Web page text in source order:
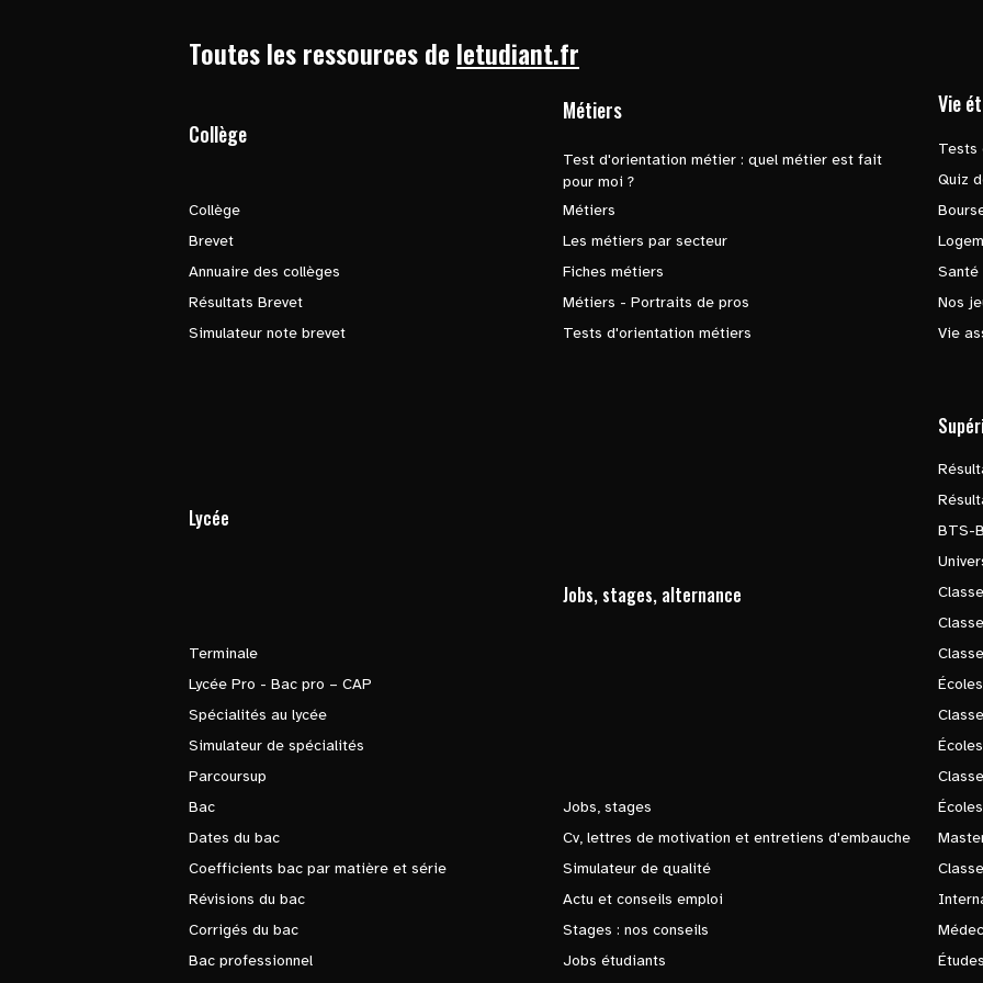
Toutes les ressources de letudiant.fr
Collège
Collège
Brevet
Annuaire des collèges
Résultats Brevet
Simulateur note brevet
Métiers
Test d'orientation métier : quel métier est fait
pour moi ?
Métiers
Les métiers par secteur
Fiches métiers
Métiers - Portraits de pros
Tests d'orientation métiers
Vie
Tests
Quiz
Santé
Nos
Vie
Lycée
Terminale
Lycée Pro - Bac pro – CAP
Spécialités au lycée
Simulateur de spécialités
Parcoursup
Bac
Dates du bac
Coefficients bac par matière et série
Révisions du bac
Corrigés du bac
Bac professionnel
Jobs, stages, alternance
Jobs, stages
Cv, lettres de motivation et entretiens d'embauche
Simulateur de qualité
Actu et conseils emploi
Stages : nos conseils
Jobs étudiants
BTS-